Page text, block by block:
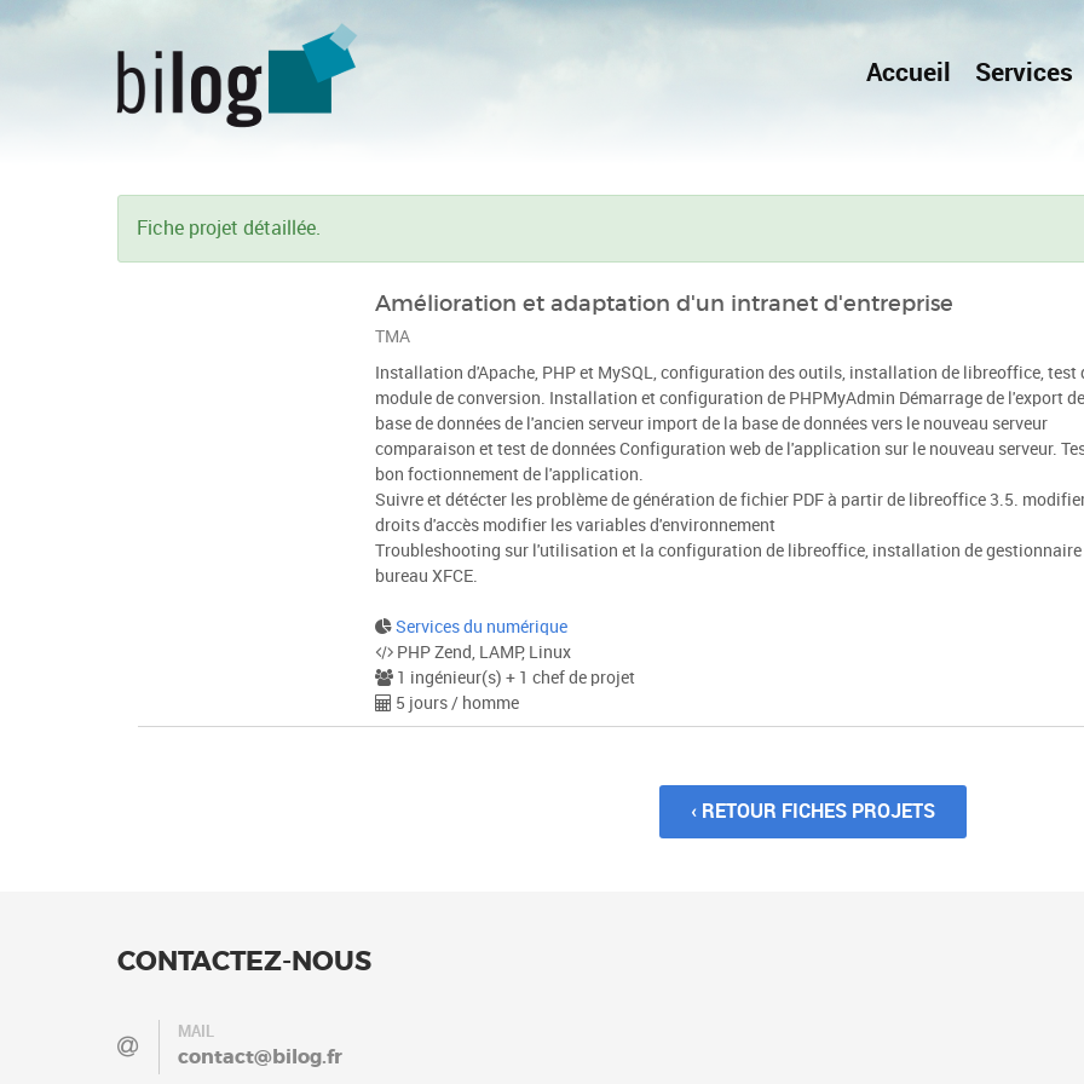
Accueil Services
Fiche projet détaillée.
Amélioration et adaptation d'un intranet d'entreprise
TMA
Installation d'Apache, PHP et MySQL, configuration des outils, installation de libreoffice, test
module de conversion. Installation et configuration de PHPMyAdmin Démarrage de l'export
base de données de l'ancien serveur import de la base de données vers le nouveau serveur
comparaison et test de données Configuration web de l'application sur le nouveau serveur.
bon foctionnement de l'application.
Suivre et détécter les problème de génération de fichier PDF à partir de libreoffice 3.5.
droits d'accès modifier les variables d'environnement
Troubleshooting sur l'utilisation et la configuration de libreoffice, installation de gestionnaire
bureau XFCE.
Services du numérique
PHP Zend, LAMP, Linux
1 ingénieur(s) + 1 chef de projet
5 jours / homme
‹ RETOUR FICHES PROJETS
CONTACTEZ-NOUS
MAIL
contact@bilog.fr